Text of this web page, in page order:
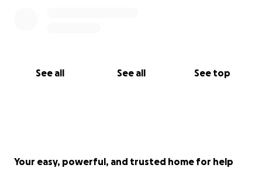
See all See all See top
Your easy, powerful, and trusted home for help